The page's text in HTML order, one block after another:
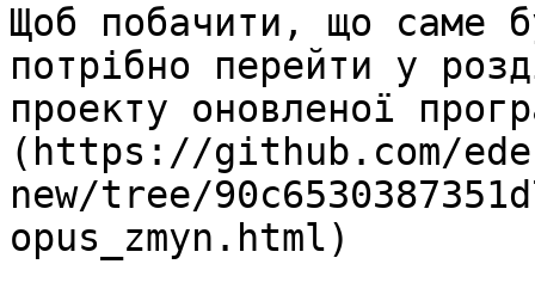
Щоб побачити, що саме
потрібно перейти у
проекту оновленої
(https://github.com/
new/tree/
opus_zmyn.html)